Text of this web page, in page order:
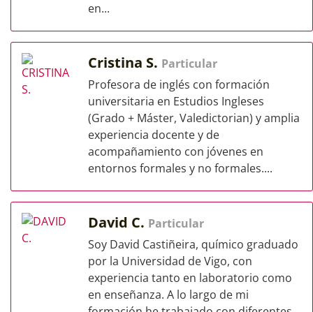
en...
Cristina S. Particular
Profesora de inglés con formación
universitaria en Estudios Ingleses
(Grado + Máster, Valedictorian) y amplia
experiencia docente y de
acompañamiento con jóvenes en
entornos formales y no formales....
David C. Particular
Soy David Castiñeira, químico graduado
por la Universidad de Vigo, con
experiencia tanto en laboratorio como
en enseñanza. A lo largo de mi